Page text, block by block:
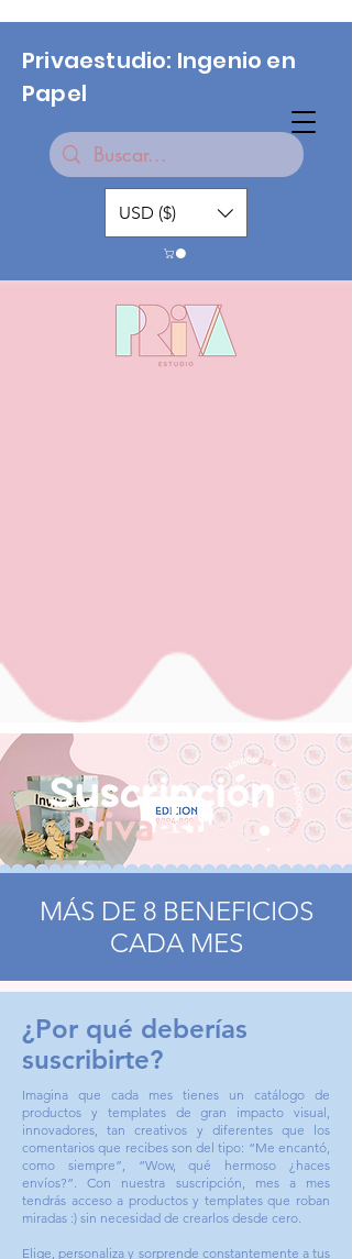
Privaestudio: Ingenio en
Papel
USD ($)
​MÁS DE 8 BENEFICIOS
CADA MES
¿Por qué deberías
suscribirte?
Imagina que cada mes tienes un catálogo de
productos y templates de gran impacto visual,
innovadores, tan creativos y diferentes que los
comentarios que recibes son del tipo: “Me encantó,
como siempre”, “Wow, qué hermoso ¿haces
envíos?”. Con nuestra suscripción, mes a mes
tendrás acceso a productos y templates que roban
miradas :) sin necesidad de crearlos desde cero.
Elige, personaliza y sorprende constantemente a tus